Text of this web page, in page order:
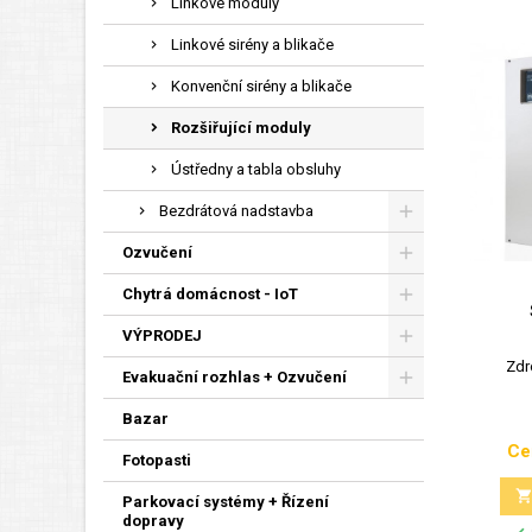
Linkové sirény a blikače
Konvenční sirény a blikače
Rozšiřující moduly
Ústředny a tabla obsluhy
Bezdrátová nadstavba
Ozvučení
Chytrá domácnost - IoT
VÝPRODEJ
Evakuační rozhlas + Ozvučení
Bazar
Fotopasti
Parkovací systémy + Řízení
dopravy
